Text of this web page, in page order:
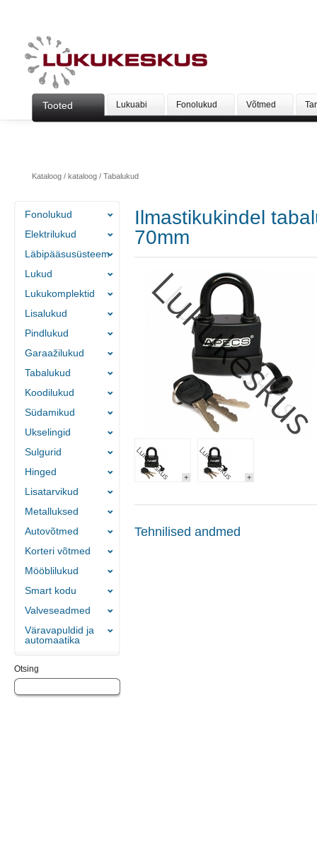
Tooted Lukuabi Fonolukud Võtmed
Kataloog/ kataloog/ Tabalukud
Ilmastikukindel
70mm
Tehnilised andmed
Fonolukud
Elektrilukud
Läbipääsusüsteem
Lukud
Lukukomplektid
Lisalukud
Pindlukud
Garaažilukud
Tabalukud
Koodilukud
Südamikud
Ukselingid
Sulgurid
Hinged
Lisatarvikud
Metalluksed
Autovõtmed
Korteri võtmed
Mööblilukud
Smart kodu
Valveseadmed
Väravapuldid ja
automaatika
Otsing